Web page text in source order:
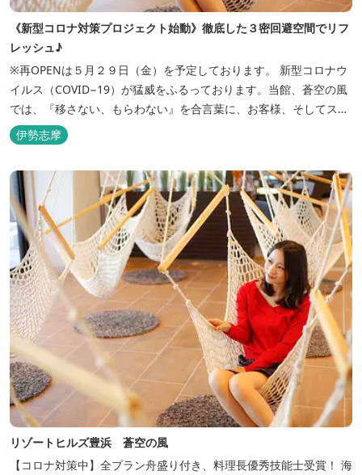
《新型コロナ対策プロジェクト始動》徹底した３密回避空間でリフ
レッシュ♪
※再OPENは５月２９日（金）を予定しております。 新型コロナウ
イルス（COVID−19）が猛威をふるっております。当館、蒼空の風
では、『移さない、もらわない』を合言葉に、お客様、そしてスタ
ッフの感染リスクを最小限に抑えるために、館内設備、オペレーシ
ョンを見直し、徹底した管理を行います。 ※「３密・感染対策の見
【密閉...
伊勢志摩
リゾートヒルズ豊浜 蒼空の風
【コロナ対策中】全プラン舟盛り付き、料理長優秀技能士受賞！ 海